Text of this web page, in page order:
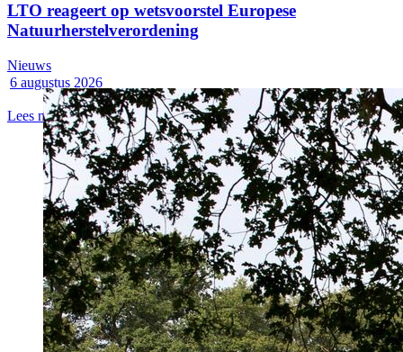
LTO reageert op wetsvoorstel Europese
Natuurherstelverordening
6 augustus 2026
Lees meer
Nieuws